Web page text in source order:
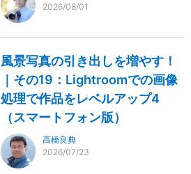
2026/08/01
風景写真の引き出しを増やす！
｜その19：Lightroomでの画像
処理で作品をレベルアップ4
（スマートフォン版）
高橋良典
2026/07/23